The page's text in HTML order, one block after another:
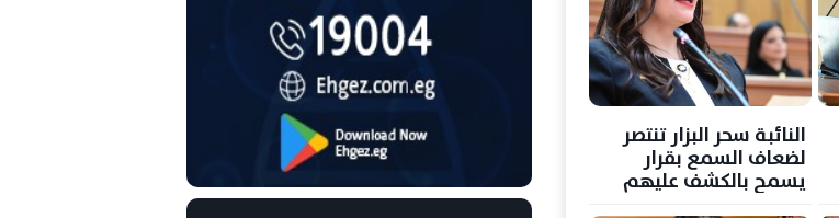
النائبة سحر البزار تنتصر
لضعاف السمع بقرار
يسمح بالكشف عليهم